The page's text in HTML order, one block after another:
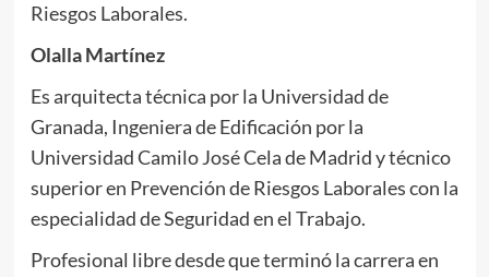
Riesgos Laborales.
Olalla Martínez
Es arquitecta técnica por la Universidad de
Granada, Ingeniera de Edificación por la
Universidad Camilo José Cela de Madrid y técnico
superior en Prevención de Riesgos Laborales con la
especialidad de Seguridad en el Trabajo.
Profesional libre desde que terminó la carrera en